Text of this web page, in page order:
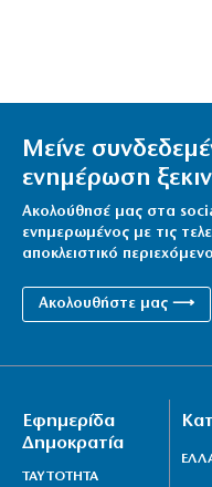
Μείνε
ενημέρωση
Ακολούθησέ μας στα
ενημερωμένος με τις
αποκλειστικό
Ακολουθήστε μας ⟶
Εφημερίδα
Δημοκρατία
ΤΑΥΤΟΤΗΤΑ